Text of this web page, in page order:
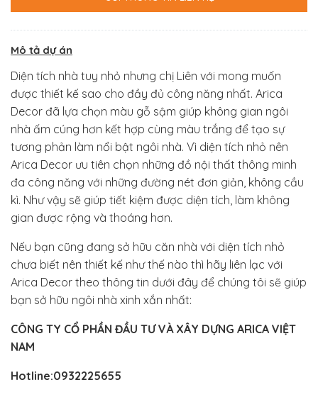
Mô tả dự án
Diện tích nhà tuy nhỏ nhưng chị Liên với mong muốn
được thiết kế sao cho đầy đủ công năng nhất. Arica
Decor đã lựa chọn màu gỗ sậm giúp không gian ngôi
nhà ấm cúng hơn kết hợp cùng màu trắng để tạo sự
tương phản làm nổi bật ngôi nhà. Vì diện tích nhỏ nên
Arica Decor ưu tiên chọn những đồ nội thất thông minh
đa công năng với những đường nét đơn giản, không cầu
kì. Như vậy sẽ giúp tiết kiệm được diện tích, làm không
gian được rộng và thoáng hơn.
Nếu bạn cũng đang sở hữu căn nhà với diện tích nhỏ
chưa biết nên thiết kế như thế nào thì hãy liên lạc với
Arica Decor theo thông tin dưới đây để chúng tôi sẽ giúp
bạn sở hữu ngôi nhà xinh xắn nhất:
CÔNG TY CỔ PHẦN ĐẦU TƯ VÀ XÂY DỰNG ARICA VIỆT
NAM
Hotline:0932225655